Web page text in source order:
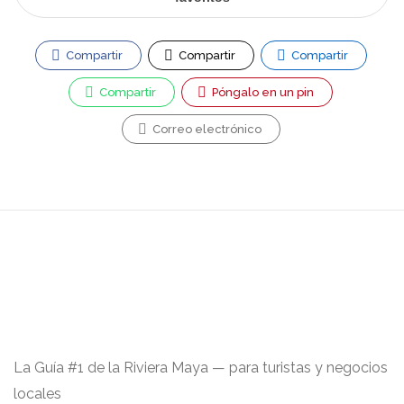
Compartir Compartir Compartir
Compartir Póngalo en un pin
Correo electrónico
La Guía #1 de la Riviera Maya — para turistas y negocios
locales